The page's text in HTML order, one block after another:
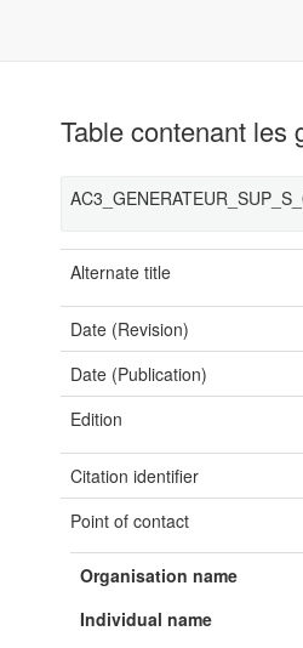
Table contenant les
Alternate title
Date (Revision)
Date (Publication)
Edition
Citation identifier
Point of contact
Organisation name
Individual name